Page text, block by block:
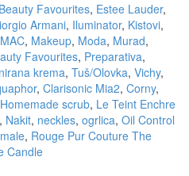
Beauty Favourites, Estee Lauder,
Armani, Iluminator, Kistovi,
MAC, Makeup, Moda, Murad,
Favourites, Preparativa,
krema, Tuš/Olovka, Vichy,
, Clarisonic Mia2, Corny,
Homemade scrub, Le Teint Enchre
, Nakit, neckles, ogrlica, Oil Control
, Rouge Pur Couture The
Candle